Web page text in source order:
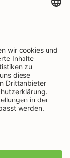
auf Pinterest
auf LinkedIn